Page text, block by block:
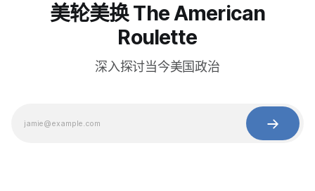
美轮美换 The American
Roulette
深入探讨当今美国政治